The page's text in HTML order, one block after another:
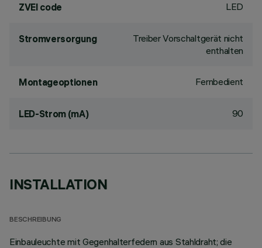
ZVEI code LED
Stromversorgung
Treiber Vorschaltgerät nicht
enthalten
Montageoptionen Fernbedient
LED-Strom (mA) 90
INSTALLATION
BESCHREIBUNG
Einbauleuchte mit Gegenhalterfedern aus Stahldraht; die